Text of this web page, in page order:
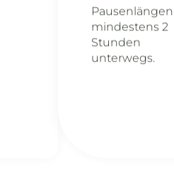
Pausenlängen
mindestens 2
Stunden
unterwegs.